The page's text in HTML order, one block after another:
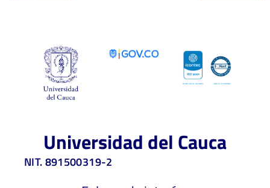
Universidad del Cauca
NIT. 891500319-2